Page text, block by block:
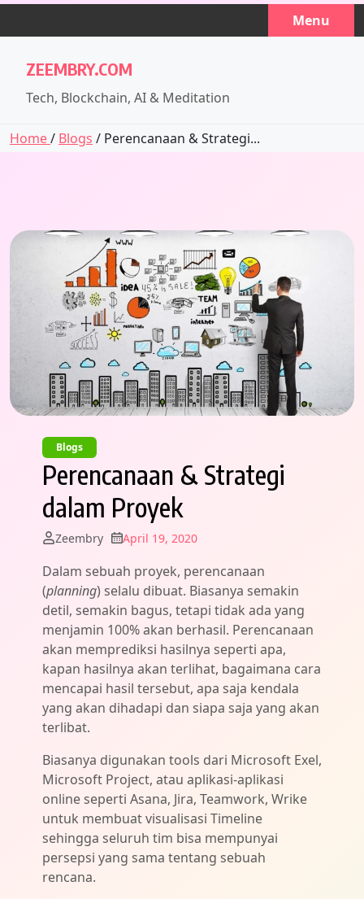
Skip
Menu
ZEEMBRY.COM
Tech, Blockchain, AI & Meditation
Home/ Blogs / Perencanaan & Strategi...
Blogs
Perencanaan & Strategi
dalam Proyek
Zeembry April 19, 2020
Dalam sebuah proyek, perencanaan
(planning) selalu dibuat. Biasanya semakin
detil, semakin bagus, tetapi tidak ada yang
menjamin 100% akan berhasil. Perencanaan
akan memprediksi hasilnya seperti apa,
kapan hasilnya akan terlihat, bagaimana cara
mencapai hasil tersebut, apa saja kendala
yang akan dihadapi dan siapa saja yang akan
terlibat.
Biasanya digunakan tools dari Microsoft Exel,
Microsoft Project, atau aplikasi-aplikasi
online seperti Asana, Jira, Teamwork, Wrike
untuk membuat visualisasi Timeline
sehingga seluruh tim bisa mempunyai
persepsi yang sama tentang sebuah
rencana.